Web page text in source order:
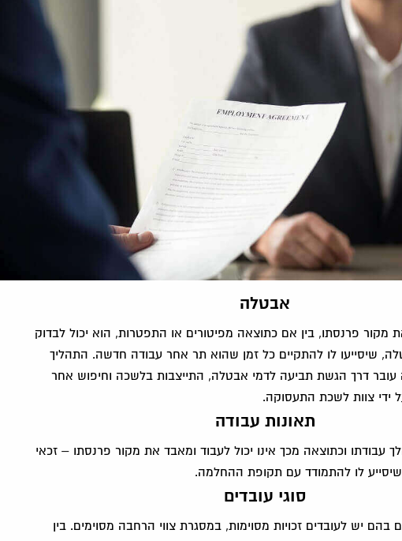
אבטלה
מקור פרנסתו, בין אם כתוצאה מפיטורים או התפטרות, הוא יכול לבדוק
שיסייעו לו להתקיים כל זמן שהוא תר אחר עבודה חדשה. התהליך
דרך הגשת תביעה לדמי אבטלה, התייצבות בלשכה וחיפוש אחר
צוות לשכת התעסוקה.
תאונות עבודה
עבודתו וכתוצאה מכך אינו יכול לעבוד ומאבד את מקור פרנסתו – זכאי
לו להתמודד עם תקופת ההחלמה.
סוגי עובדים
בהם יש לעובדים זכויות מסוימות, במסגרת צווי הרחבה מסוימים. בין